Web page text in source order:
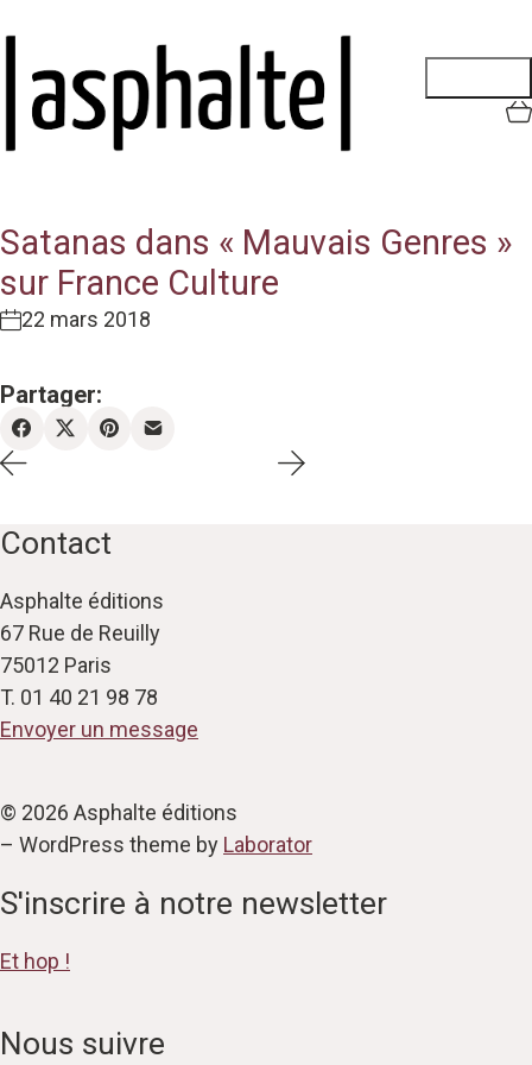
Satanas dans « Mauvais Genres »
sur France Culture
22 mars 2018
Partager:
Contact
Asphalte éditions
67 Rue de Reuilly
75012 Paris
T. 01 40 21 98 78
Envoyer un message
© 2026 Asphalte éditions
– WordPress theme by Laborator
S'inscrire à notre newsletter
Et hop !
Nous suivre